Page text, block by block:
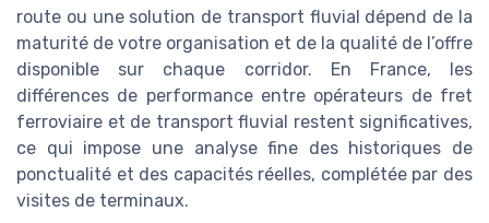
route ou une solution de transport fluvial dépend de la
maturité de votre organisation et de la qualité de l’offre
disponible sur chaque corridor. En France, les
différences de performance entre opérateurs de fret
ferroviaire et de transport fluvial restent significatives,
ce qui impose une analyse fine des historiques de
ponctualité et des capacités réelles, complétée par des
visites de terminaux.